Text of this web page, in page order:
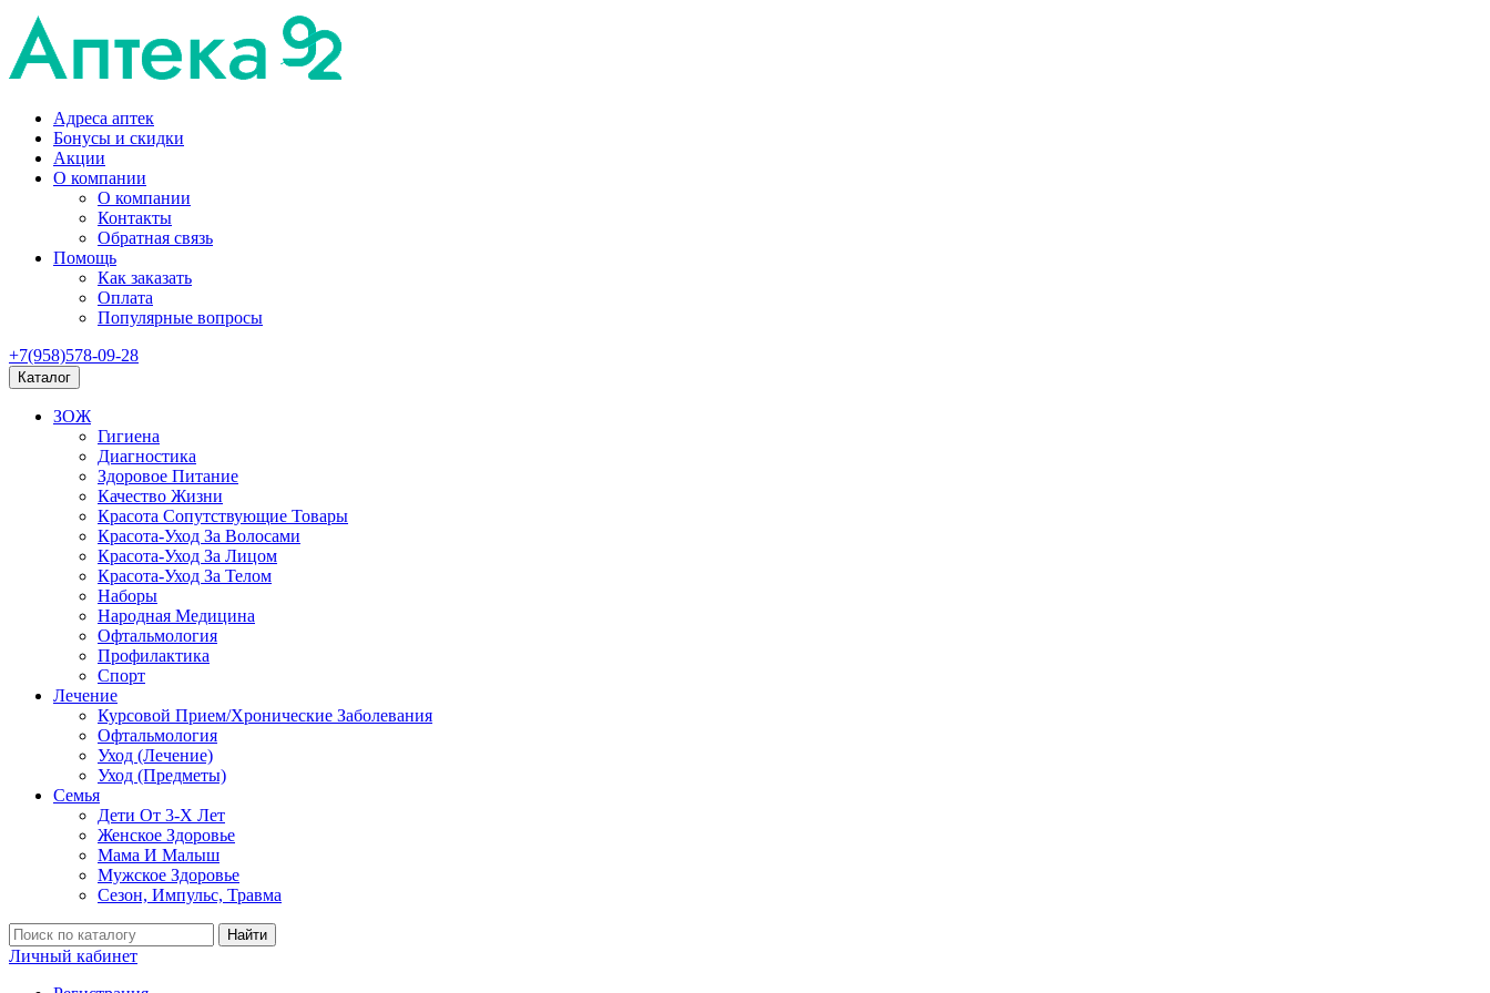
Адреса аптек
Бонусы и скидки
Акции
О компании
О компании
Контакты
Обратная связь
Помощь
Как заказать
Оплата
Популярные вопросы
+7(958)578-09-28
Каталог
ЗОЖ
Гигиена
Диагностика
Здоровое Питание
Качество Жизни
Красота Сопутствующие Товары
Красота-Уход За Волосами
Красота-Уход За Лицом
Красота-Уход За Телом
Наборы
Народная Медицина
Офтальмология
Профилактика
Спорт
Лечение
Курсовой Прием/Хронические Заболевания
Офтальмология
Уход (Лечение)
Уход (Предметы)
Семья
Дети От 3-Х Лет
Женское Здоровье
Мама И Малыш
Мужское Здоровье
Сезон, Импульс, Травма
Найти
Личный кабинет